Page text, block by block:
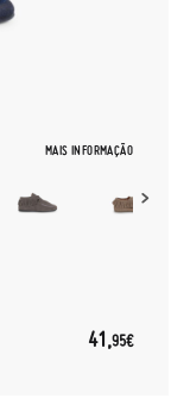
MAIS INFORMAÇÃO
41,95€